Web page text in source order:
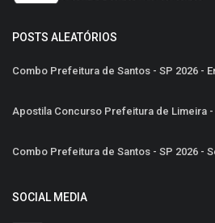
POSTS ALEATÓRIOS
Combo Prefeitura de Santos - SP 2026 -
Apostila Concurso Prefeitura de Limeira -
Combo Prefeitura de Santos - SP 2026 -
SOCIAL MEDIA